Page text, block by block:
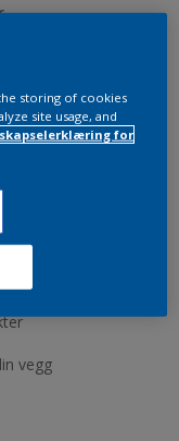
vegg
storing of cookies
site usage, and
for